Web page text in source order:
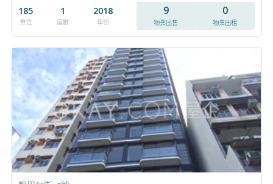
185
單位
1
座數
2018
年份
9
物業出售
0
物業出租